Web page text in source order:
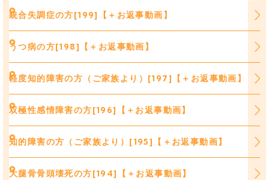
統合失調症の方[199]【＋お返事動画】
うつ病の方[198]【＋お返事動画】
軽度知的障害の方（ご家族より）[197]【＋お返事動画】
双極性感情障害の方[196]【＋お返事動画】
知的障害の方（ご家族より）[195]【＋お返事動画】
大腿骨骨頭壊死の方[194]【＋お返事動画】